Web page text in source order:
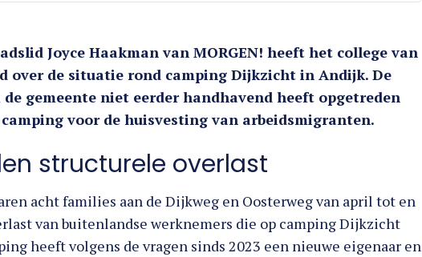
Joyce Haakman van MORGEN! heeft het college van
over de situatie rond camping Dijkzicht in Andijk. De
gemeente niet eerder handhavend heeft opgetreden
voor de huisvesting van arbeidsmigranten.
structurele overlast
acht families aan de Dijkweg en Oosterweg van april tot en
van buitenlandse werknemers die op camping Dijkzicht
heeft volgens de vragen sinds 2023 een nieuwe eigenaar en